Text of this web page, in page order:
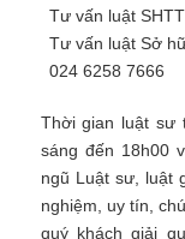
Tư vấn luật
Tư vấn luật Sở
024 6258 7666
Thời gian luật sư
sáng đến 18h00
ngũ Luật sư, luật
nghiệm, uy tín,
quý khách giải